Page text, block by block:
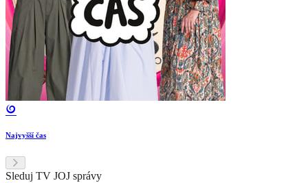
Najvyšší čas
Sleduj TV JOJ správy